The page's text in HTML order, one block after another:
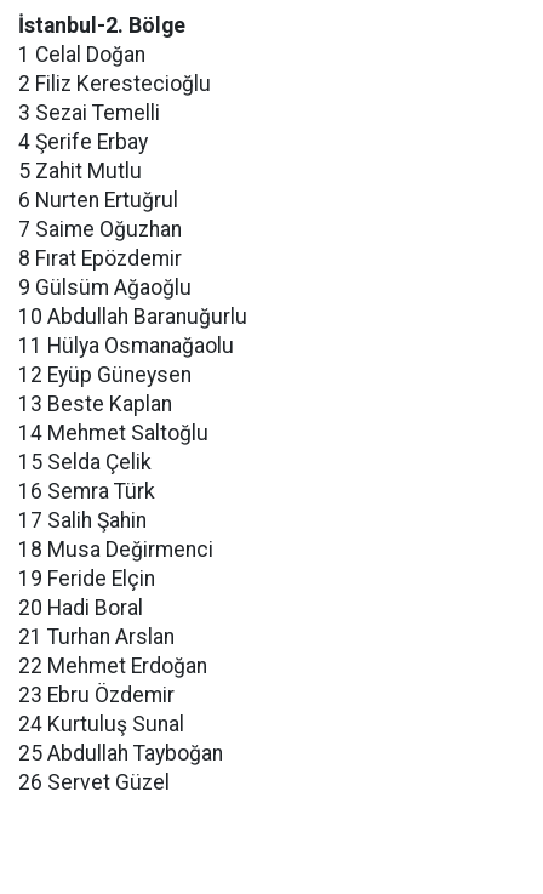
İstanbul-2. Bölge
1 Celal Doğan
2 Filiz Kerestecioğlu
3 Sezai Temelli
4 Şerife Erbay
5 Zahit Mutlu
6 Nurten Ertuğrul
7 Saime Oğuzhan
8 Fırat Epözdemir
9 Gülsüm Ağaoğlu
10 Abdullah Baranuğurlu
11 Hülya Osmanağaolu
12 Eyüp Güneysen
13 Beste Kaplan
14 Mehmet Saltoğlu
15 Selda Çelik
16 Semra Türk
17 Salih Şahin
18 Musa Değirmenci
19 Feride Elçin
20 Hadi Boral
21 Turhan Arslan
22 Mehmet Erdoğan
23 Ebru Özdemir
24 Kurtuluş Sunal
25 Abdullah Tayboğan
26 Servet Güzel